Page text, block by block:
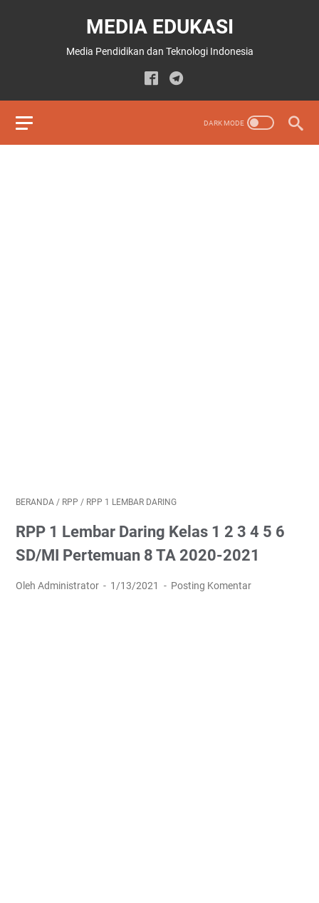
MEDIA EDUKASI
Media Pendidikan dan Teknologi Indonesia
BERANDA / RPP / RPP 1 LEMBAR DARING
RPP 1 Lembar Daring Kelas 1 2 3 4 5 6
SD/MI Pertemuan 8 TA 2020-2021
Oleh Administrator 1/13/2021 Posting Komentar